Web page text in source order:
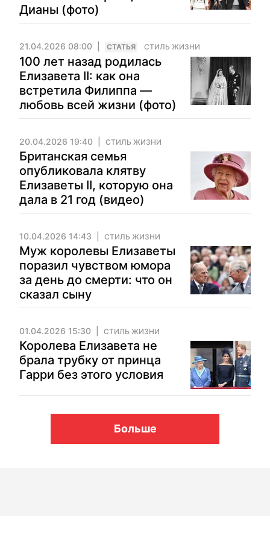
Дианы (фото)
21.04.2026 08:00 CТАТЬЯ СТИЛЬ ЖИЗНИ
100 лет назад родилась
Елизавета II: как она
встретила Филиппа —
любовь всей жизни (фото)
20.04.2026 19:40 СТИЛЬ ЖИЗНИ
Британская семья
опубликовала клятву
Елизаветы II, которую она
дала в 21 год (видео)
10.04.2026 14:43 СТИЛЬ ЖИЗНИ
Муж королевы Елизаветы
поразил чувством юмора
за день до смерти: что он
сказал сыну
01.04.2026 15:30 СТИЛЬ ЖИЗНИ
Королева Елизавета не
брала трубку от принца
Гарри без этого условия
Больше